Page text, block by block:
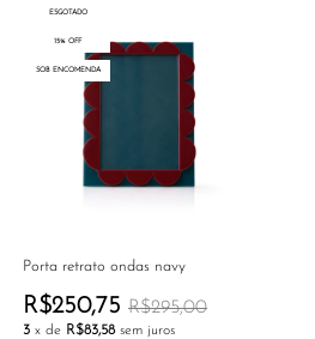
ESGOTADO
15% OFF
SOB ENCOMENDA
Porta retrato ondas navy
R$250,75 R$295,00
3 x de R$83,58 sem juros